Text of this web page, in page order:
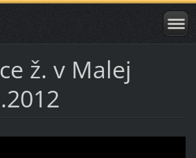
ž. v Malej